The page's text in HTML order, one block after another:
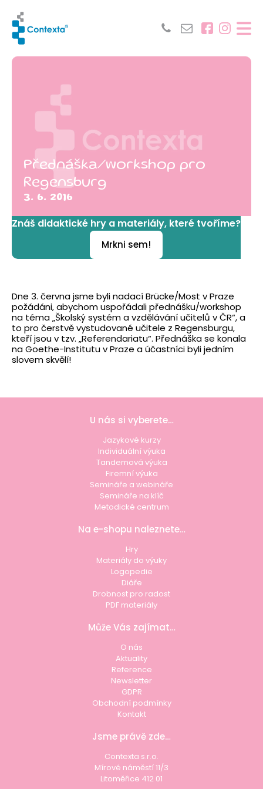
Přednáška/workshop pro
Regensburg
3. 6. 2016
Znáš didaktické hry a materiály, které tvoříme?
Mrkni sem!
Dne 3. června jsme byli nadací Brücke/Most v Praze
požádáni, abychom uspořádali přednášku/workshop
na téma „Školský systém a vzdělávání učitelů v ČR“, a
to pro čerstvě vystudované učitele z Regensburgu,
kteří jsou v tzv. „Referendariatu“. Přednáška se konala
na Goethe-Institutu v Praze a účastníci byli jedním
slovem skvělí!
U nás si vyberete…
Jazykové kurzy
Individuální výuka
Tandemová výuka
Firemní výuka
Semináře a webináře
Semináře na klíč
Metodické centrum
Na e-shopu naleznete…
Hry
Materiály do výuky
Logopedie
Diáře
Drobnost pro radost
PDF materiály
Může Vás zajímat…
O nás
Aktuality
Reference
Newsletter
GDPR
Obchodní podmínky
Kontakt
Jsme právě zde…
Contexta s.r.o.
Mírové náměstí 11/3
Litoměřice 412 01